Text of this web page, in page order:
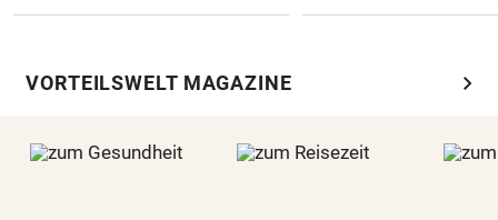
VORTEILSWELT MAGAZINE chevron_right